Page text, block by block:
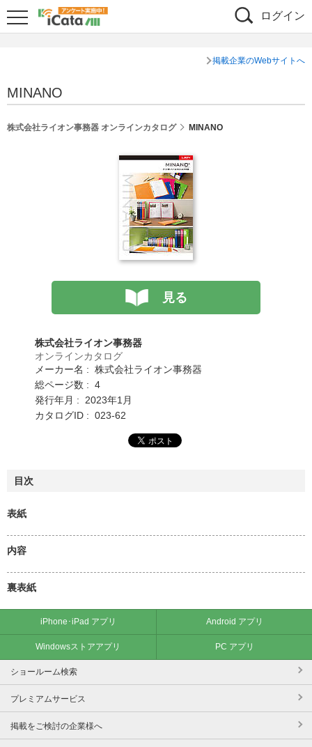
ログイン
掲載企業のWebサイトへ
MINANO
株式会社ライオン事務器 オンラインカタログ MINANO
見る
株式会社ライオン事務器
オンラインカタログ
メーカー名 : 株式会社ライオン事務器
総ページ数 : 4
発行年月 : 2023年1月
カタログID : 023-62
目次
表紙
内容
裏表紙
iPhone･iPad アプリ Android アプリ
Windowsストアアプリ PC アプリ
ショールーム検索
プレミアムサービス
掲載をご検討の企業様へ